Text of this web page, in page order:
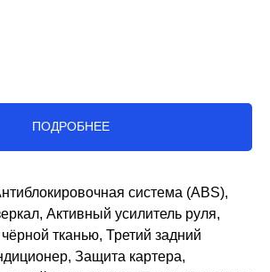
ПОДРОБНЕЕ
система (ABS),
Активный усилитель руля,
тканью, Третий задний
Защита картера,